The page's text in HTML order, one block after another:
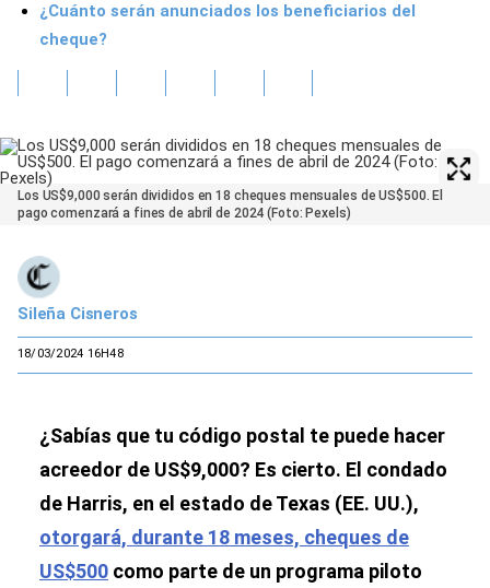
¿Cuánto serán anunciados los beneficiarios del
cheque?
Los US$9,000 serán divididos en 18 cheques mensuales de US$500. El
pago comenzará a fines de abril de 2024 (Foto: Pexels)
Sileña Cisneros
18/03/2024 16H48
¿Sabías que tu código postal te puede hacer
acreedor de US$9,000? Es cierto. El condado
de Harris, en el estado de Texas (EE. UU.),
otorgará, durante 18 meses, cheques de
US$500 como parte de un programa piloto